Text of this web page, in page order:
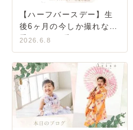
【ハーフバースデー】生
後6ヶ月の今しか撮れない
愛おしい一瞬をカタチに
2026.6.8